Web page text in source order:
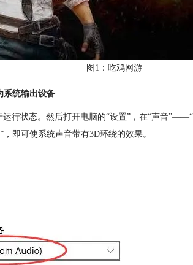
图1：吃鸡网游
系统输出设备
运行状态。然后打开电脑的“设置”，在“声音
，即可使系统声音带有3D环绕的效果。